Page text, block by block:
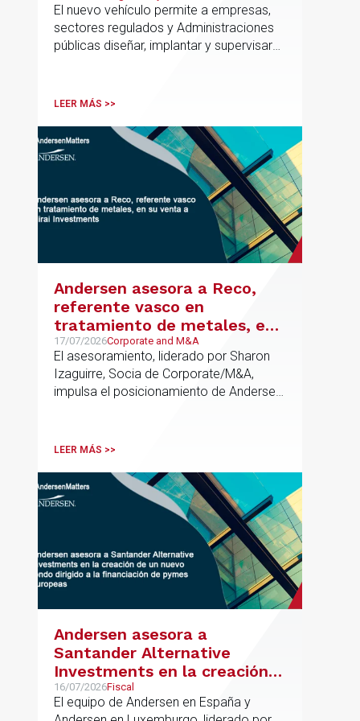
el marco regulatorio europeo
El nuevo vehículo permite a empresas,
sectores regulados y Administraciones
públicas diseñar, implantar y supervisar
cumplimiento normativo desde el origen.
metodología propia de gestión de
riesgos de IA y se alinea con la
estrategia española de IA soberana
articulada en torno a ALIA.
LEER MÁS >>
Andersen asesora a Reco,
referente vasco en
tratamiento de metales, en
su venta a Mirai Investments
17/07/2026Corporate and M&A
El asesoramiento, liderado por Sharon
Izaguirre, Socia de Corporate/M&A,
impulsa el posicionamiento de Andersen
procesos estratégicos de M&A
LEER MÁS >>
Andersen asesora a
Santander Alternative
Investments en la creación
de un nuevo fondo dirigido a
la financiación de pymes
16/07/2026Fiscal
El equipo de Andersen en España y